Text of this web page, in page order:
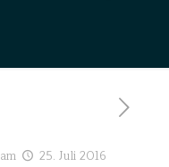
am 25. Juli 2016